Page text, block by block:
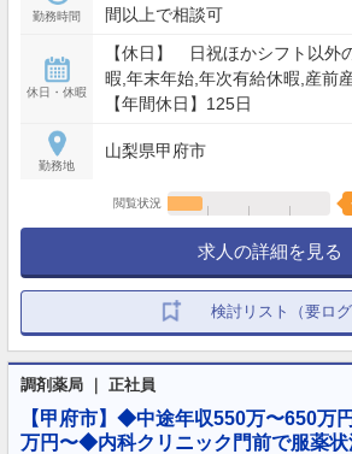
勤務時間
間以上で相談可
休日・休暇
【休日】 日祝ほかシフト以外
暇,年末年始,年次有給休暇,産前
【年間休日】125日
勤務地
山梨県甲府市
閲覧状況
求人の詳細を見る
検討リスト（要ログ
調剤薬局 ｜ 正社員
【甲府市】◆中途年収550万〜650万
万円〜◆内科クリニック門前で服薬